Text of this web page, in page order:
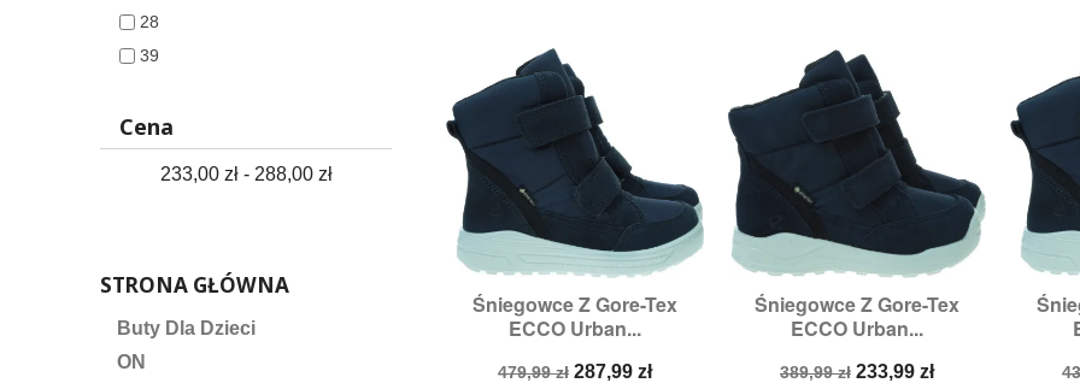
28
39
Cena
233,00 zł - 288,00 zł
STRONA GŁÓWNA
Buty Dla Dzieci
ON
Śniegowce Z Gore-Tex
ECCO Urban...
Cena
479,99 zł Cena
287,99 zł
Szybki podgląd
Rozmiary:39
Śniegowce Z Gore-Tex
ECCO Urban...
Cena
389,99 zł Cena
233,99 zł
Szybki podgląd
Rozmiary:23